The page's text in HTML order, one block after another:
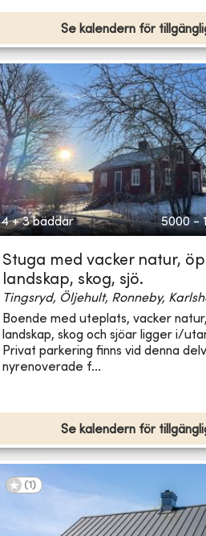
Se kalendern för
4 + 3 bäddar 5000 -
Stuga med vacker natur,
landskap, skog, sjö.
Tingsryd, Öljehult, Ronneby,
Boende med uteplats, vacker
landskap, skog och sjöar ligger i/
Privat parkering finns vid denna
nyrenoverade f...
Se kalendern för
(1 )